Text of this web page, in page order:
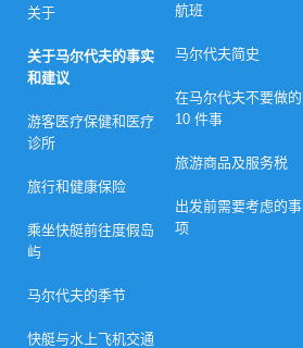
关于
关于马尔代夫的事实
和建议
游客医疗保健和医疗
诊所
旅行和健康保险
乘坐快艇前往度假岛
屿
马尔代夫的季节
快艇与水上飞机交通
航班
马尔代夫简史
在马尔代夫不要做的
10 件事
旅游商品及服务税
出发前需要考虑的事
项